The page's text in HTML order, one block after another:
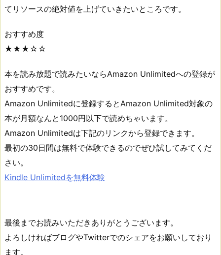
てリソースの絶対値を上げていきたいところです。
おすすめ度
★★★☆☆
本を読み放題で読みたいならAmazon Unlimitedへの登録が
おすすめです。
Amazon Unlimitedに登録するとAmazon Unlimited対象の
本が月額なんと1000円以下で読めちゃいます。
Amazon Unlimitedは下記のリンクから登録できます。
最初の30日間は無料で体験できるのでぜひ試してみてくだ
さい。
Kindle Unlimitedを無料体験
最後までお読みいただきありがとうございます。
よろしければブログやTwitterでのシェアをお願いしており
ます。